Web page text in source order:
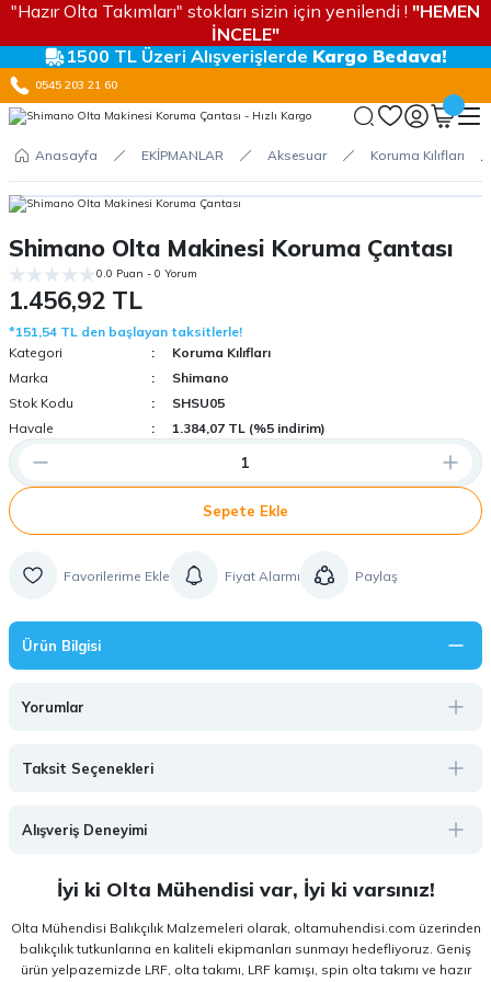
"Hazır Olta Takımları" stokları sizin için yenilendi ! "HEMEN
İNCELE"
1500 TL Üzeri Alışverişlerde Kargo Bedava!
0545 203 21 60
Anasayfa EKİPMANLAR Aksesuar Koruma Kılıfları
Shimano Olta Makinesi Koruma Çantası
0.0 Puan - 0 Yorum
1.456,92 TL
*151,54 TL den başlayan taksitlerle!
Kategori
Koruma Kılıfları
Marka
Shimano
Stok Kodu
SHSU05
Havale
1.384,07 TL (%5 indirim)
Sepete Ekle
Fiyat Alarmı Paylaş
Ürün Bilgisi
Yorumlar
Taksit Seçenekleri
Alışveriş Deneyimi
İyi ki Olta Mühendisi var, İyi ki varsınız!
Olta Mühendisi Balıkçılık Malzemeleri olarak, oltamuhendisi.com üzerinden
balıkçılık tutkunlarına en kaliteli ekipmanları sunmayı hedefliyoruz. Geniş
ürün yelpazemizde LRF, olta takımı, LRF kamışı, spin olta takımı ve hazır